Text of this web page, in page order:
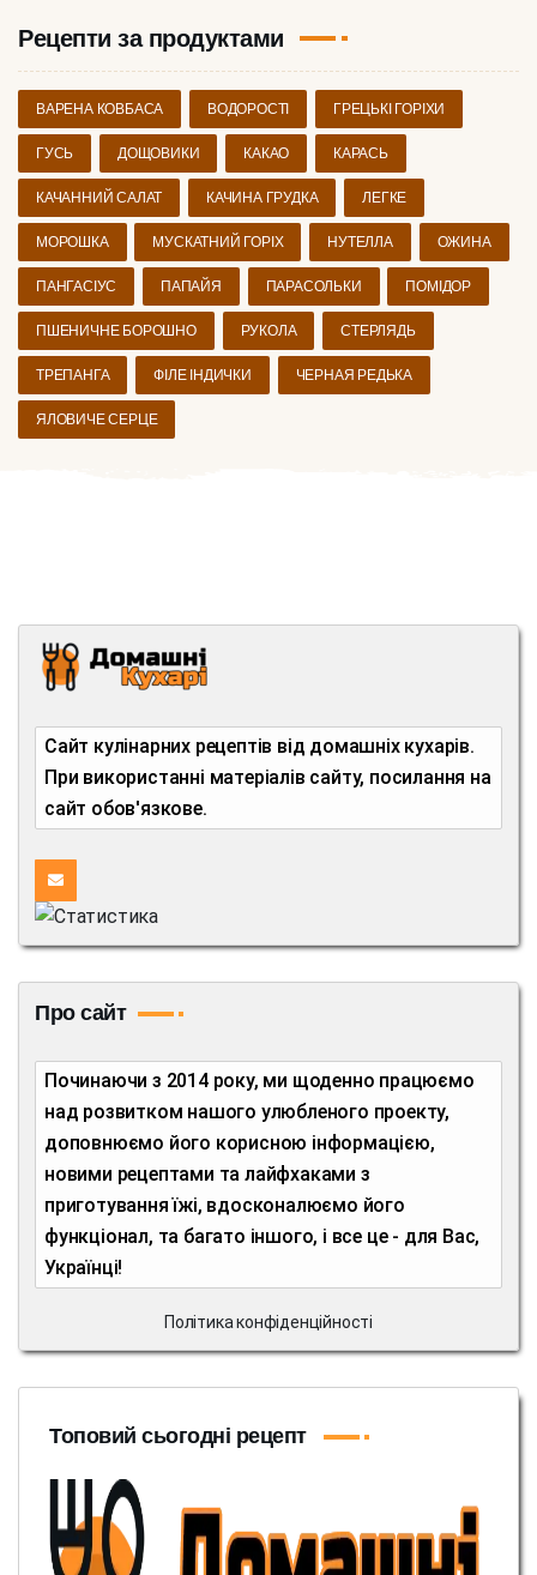
Рецепти за продуктами
ВАРЕНА КОВБАСА ВОДОРОСТІ ГРЕЦЬКІ ГОРІХИ
ГУСЬ ДОЩОВИКИ КАКАО КАРАСЬ
КАЧАННИЙ САЛАТ КАЧИНА ГРУДКА ЛЕГКЕ
МОРОШКА МУСКАТНИЙ ГОРІХ НУТЕЛЛА ОЖИНА
ПАНГАСІУС ПАПАЙЯ ПАРАСОЛЬКИ ПОМІДОР
ПШЕНИЧНЕ БОРОШНО РУКОЛА СТЕРЛЯДЬ
ТРЕПАНГА ФІЛЕ ІНДИЧКИ ЧЕРНАЯ РЕДЬКА
ЯЛОВИЧЕ СЕРЦЕ
Сайт кулінарних рецептів від домашніх кухарів.
При використанні матеріалів сайту, посилання на
сайт обов'язкове.
Про сайт
Починаючи з 2014 року, ми щоденно працюємо
над розвитком нашого улюбленого проекту,
доповнюємо його корисною інформацією,
новими рецептами та лайфхаками з
приготування їжі, вдосконалюємо його
функціонал, та багато іншого, і все це - для Вас,
Українці!
Політика конфіденційності
Топовий сьогодні рецепт